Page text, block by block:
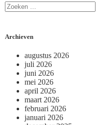
Archieven
augustus 2026
juli 2026
juni 2026
mei 2026
april 2026
maart 2026
februari 2026
januari 2026